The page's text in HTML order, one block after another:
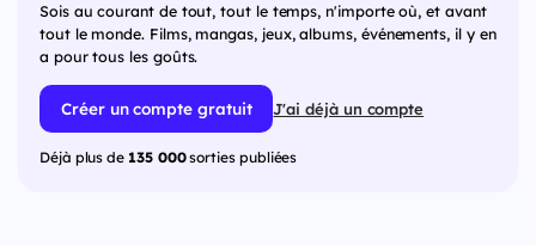
Sois au courant de tout, tout le temps, n'importe où, et avant
tout le monde. Films, mangas, jeux, albums, événements, il y en
a pour tous les goûts.
Créer un compte gratuit J'ai déjà un compte
Déjà plus de 135 000sorties publiées